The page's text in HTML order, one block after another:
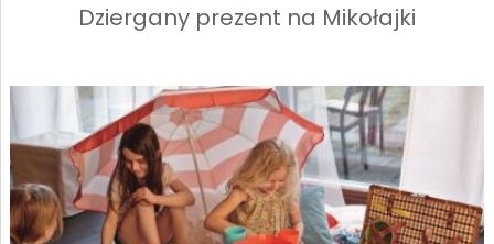
Dziergany prezent na Mikołajki